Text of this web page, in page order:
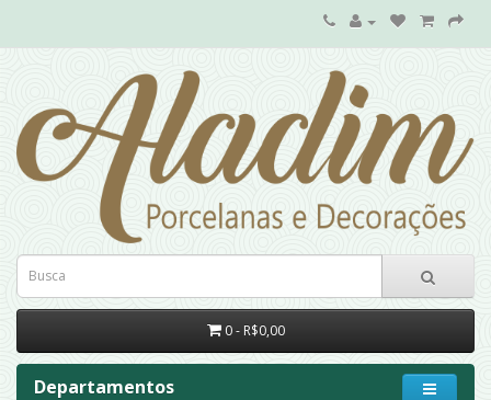
0 - R$0,00
Departamentos